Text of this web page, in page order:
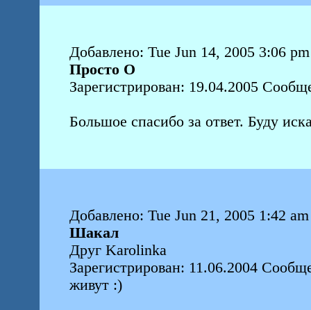
Добавлено: Tue Jun 14, 2005 3:06 pm
Просто О
Зарегистрирован: 19.04.2005
Большое спасибо за ответ. Буду
Добавлено: Tue Jun 21, 2005 1:42 am
Шакал
Друг Karolinka
Зарегистрирован: 11.06.2004
живут :)